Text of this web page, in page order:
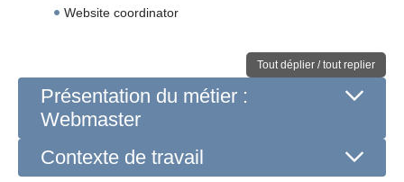
Website coordinator
Tout déplier / tout replier
Présentation du métier :
Webmaster
Contexte de travail